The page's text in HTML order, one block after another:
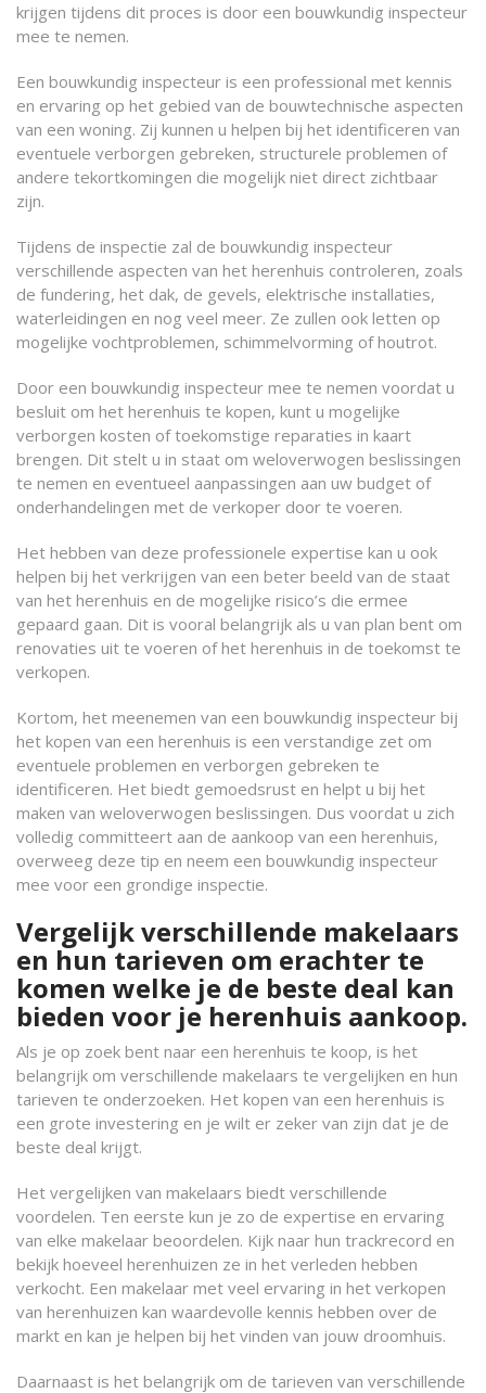
krijgen tijdens dit proces is door een bouwkundig inspecteur
mee te nemen.
Een bouwkundig inspecteur is een professional met kennis
en ervaring op het gebied van de bouwtechnische aspecten
van een woning. Zij kunnen u helpen bij het identificeren van
eventuele verborgen gebreken, structurele problemen of
andere tekortkomingen die mogelijk niet direct zichtbaar
zijn.
Tijdens de inspectie zal de bouwkundig inspecteur
verschillende aspecten van het herenhuis controleren, zoals
de fundering, het dak, de gevels, elektrische installaties,
waterleidingen en nog veel meer. Ze zullen ook letten op
mogelijke vochtproblemen, schimmelvorming of houtrot.
Door een bouwkundig inspecteur mee te nemen voordat u
besluit om het herenhuis te kopen, kunt u mogelijke
verborgen kosten of toekomstige reparaties in kaart
brengen. Dit stelt u in staat om weloverwogen beslissingen
te nemen en eventueel aanpassingen aan uw budget of
onderhandelingen met de verkoper door te voeren.
Het hebben van deze professionele expertise kan u ook
helpen bij het verkrijgen van een beter beeld van de staat
van het herenhuis en de mogelijke risico’s die ermee
gepaard gaan. Dit is vooral belangrijk als u van plan bent om
renovaties uit te voeren of het herenhuis in de toekomst te
verkopen.
Kortom, het meenemen van een bouwkundig inspecteur bij
het kopen van een herenhuis is een verstandige zet om
eventuele problemen en verborgen gebreken te
identificeren. Het biedt gemoedsrust en helpt u bij het
maken van weloverwogen beslissingen. Dus voordat u zich
volledig committeert aan de aankoop van een herenhuis,
overweeg deze tip en neem een bouwkundig inspecteur
mee voor een grondige inspectie.
Vergelijk verschillende makelaars
en hun tarieven om erachter te
komen welke je de beste deal kan
bieden voor je herenhuis aankoop.
Als je op zoek bent naar een herenhuis te koop, is het
belangrijk om verschillende makelaars te vergelijken en hun
tarieven te onderzoeken. Het kopen van een herenhuis is
een grote investering en je wilt er zeker van zijn dat je de
beste deal krijgt.
Het vergelijken van makelaars biedt verschillende
voordelen. Ten eerste kun je zo de expertise en ervaring
van elke makelaar beoordelen. Kijk naar hun trackrecord en
bekijk hoeveel herenhuizen ze in het verleden hebben
verkocht. Een makelaar met veel ervaring in het verkopen
van herenhuizen kan waardevolle kennis hebben over de
markt en kan je helpen bij het vinden van jouw droomhuis.
Daarnaast is het belangrijk om de tarieven van verschillende